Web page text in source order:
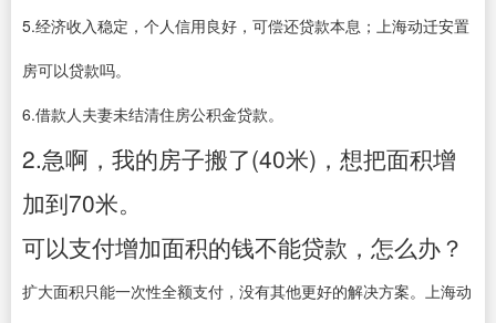
5.经济收入稳定，个人信用良好，可偿还贷款本息；上海动迁安置
房可以贷款吗。
6.借款人夫妻未结清住房公积金贷款。
2.急啊，我的房子搬了(40米)，想把面积增
加到70米。
可以支付增加面积的钱不能贷款，怎么办？
扩大面积只能一次性全额支付，没有其他更好的解决方案。上海动